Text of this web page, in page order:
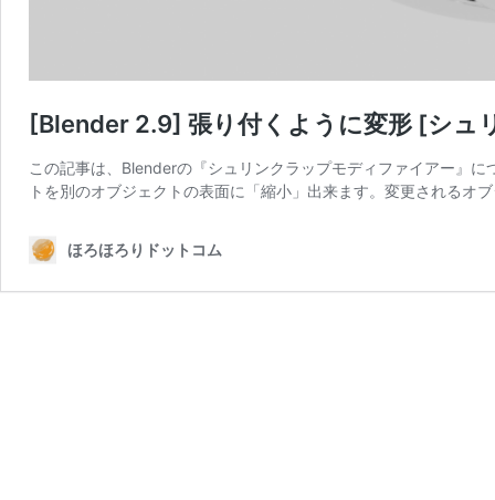
[Blender 2.9] 張り付くように変形 [シュ
この記事は、Blenderの『シュリンクラップモディファイアー』
トを別のオブジェクトの表面に「縮小」出来ます。変更されるオ
ほろほろりドットコム